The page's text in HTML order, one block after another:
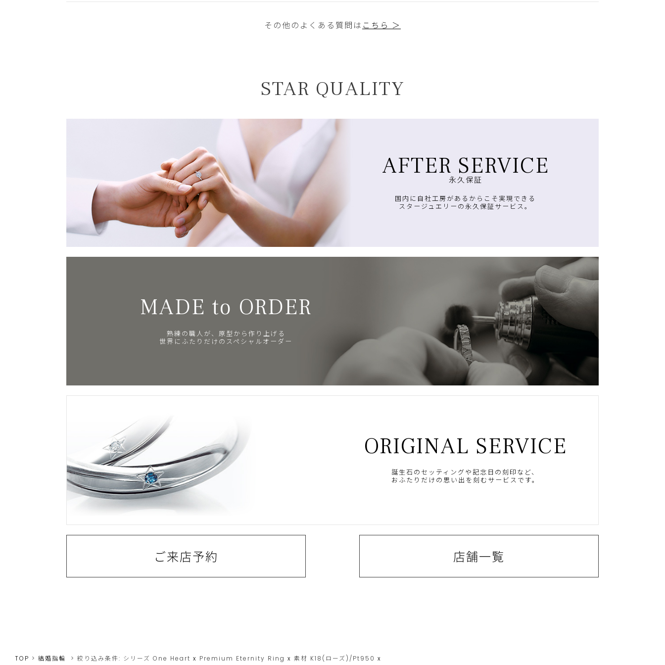
その他のよくある質問は こちら ＞
STAR QUALITY
AFTER SERVICE
永久保証
国内に自社工房があるからこそ実現できる
スタージュエリーの永久保証サービス。
MADE to ORDER
熟練の職人が、原型から作り上げる
世界にふたりだけのスペシャルオーダー
ORIGINAL SERVICE
誕生石のセッティングや記念日の刻印など、
おふたりだけの思い出を刻むサービスです。
ご来店予約 店舗一覧
TOP 結婚指輪 絞り込み条件: シリーズ One Heart x Premium Eternity Ring x 素材 K18(ローズ)/Pt950 x